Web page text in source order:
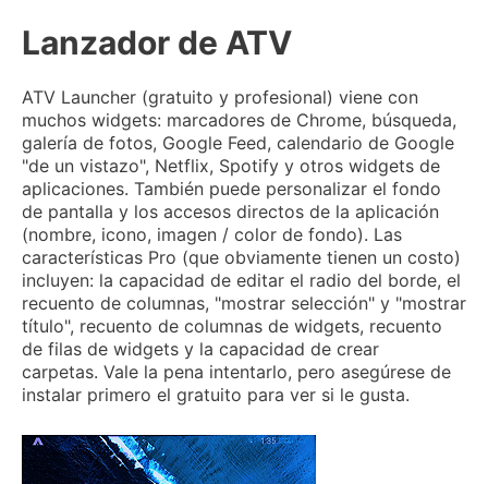
Lanzador de ATV
ATV Launcher (gratuito y profesional) viene con
muchos widgets: marcadores de Chrome, búsqueda,
galería de fotos, Google Feed, calendario de Google
"de un vistazo", Netflix, Spotify y otros widgets de
aplicaciones. También puede personalizar el fondo
de pantalla y los accesos directos de la aplicación
(nombre, icono, imagen / color de fondo). Las
características Pro (que obviamente tienen un costo)
incluyen: la capacidad de editar el radio del borde, el
recuento de columnas, "mostrar selección" y "mostrar
título", recuento de columnas de widgets, recuento
de filas de widgets y la capacidad de crear
carpetas. Vale la pena intentarlo, pero asegúrese de
instalar primero el gratuito para ver si le gusta.